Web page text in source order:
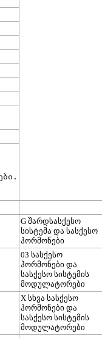
G შარდსასქესო
სისტემა და სასქესო
ჰორმონები
03 სასქესო
ჰორმონები და
სასქესო სისტემის
მოდულატორები
X სხვა სასქესო
ჰორმონები და
სასქესო სისტემის
მოდულატორები